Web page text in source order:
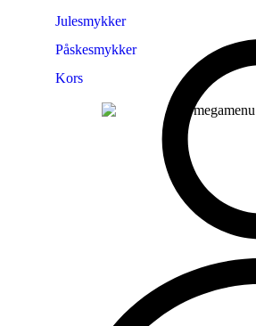
Julesmykker
Påskesmykker
Kors